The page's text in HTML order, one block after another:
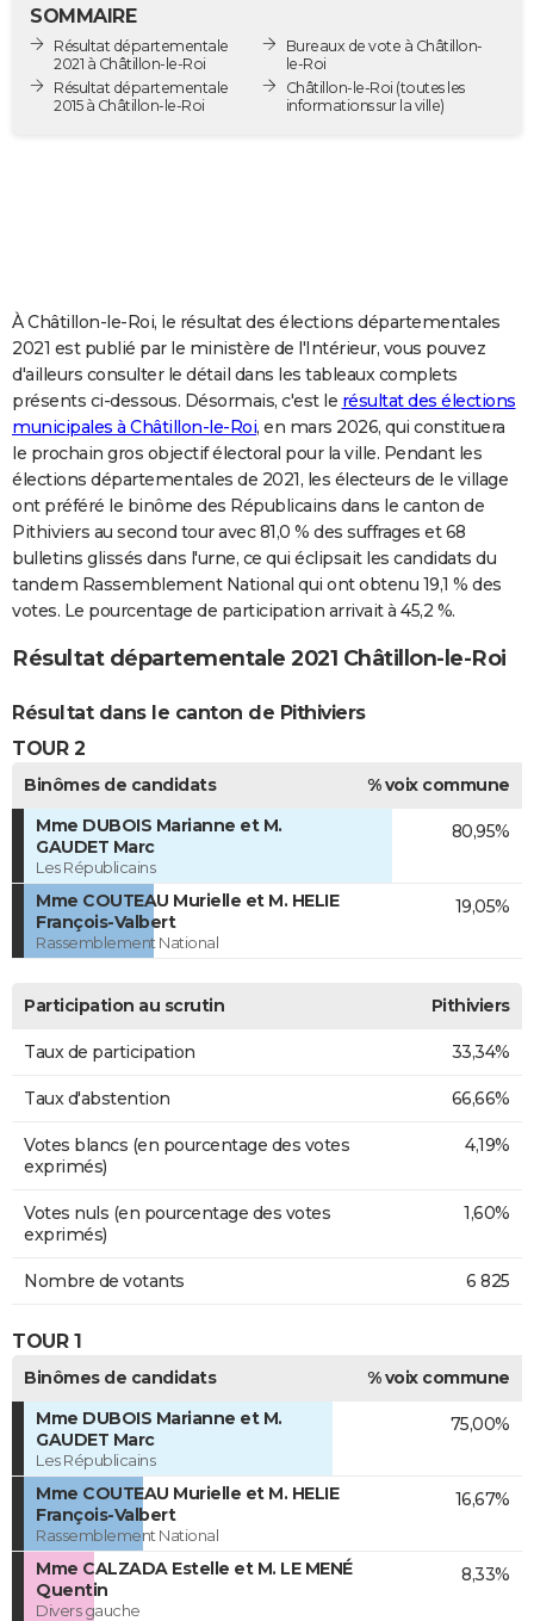
Destinations
City break
Voyage nature
Voyage de noces
Forum
Climat
GUIDES D'ACHAT
COPAINS D'AVANT
S'inscrire
Se connecter
Primaires
Universités
Entreprises
Service militaire
Avis de recherche
AVIS DE DÉCÈS
Bricolage
Lifestyle
Culture
Sport
Auto
Television
Voyage
Cinema
SOMMAIRE
Résultat départementale
2021 à Châtillon-le-Roi
Résultat départementale
2015 à Châtillon-le-Roi
Bureaux de vote à Châtillon-
le-Roi
Châtillon-le-Roi(toutes les
informations sur la ville)
À Châtillon-le-Roi, le résultat des élections départementales
2021 est publié par le ministère de l'Intérieur, vous pouvez
d'ailleurs consulter le détail dans les tableaux complets
présents ci-dessous. Désormais, c'est le résultat des élections
municipales à Châtillon-le-Roi, en mars 2026, qui constituera
le prochain gros objectif électoral pour la ville. Pendant les
élections départementales de 2021, les électeurs de le village
ont préféré le binôme des Républicains dans le canton de
Pithiviers au second tour avec 81,0 % des suffrages et 68
bulletins glissés dans l'urne, ce qui éclipsait les candidats du
tandem Rassemblement National qui ont obtenu 19,1 % des
votes. Le pourcentage de participation arrivait à 45,2 %.
Résultat départementale 2021 Châtillon-le-Roi
Résultat dans le canton de Pithiviers
TOUR 2
Binômes de candidats
% voix commune
Mme DUBOIS Marianne et M.
GAUDET Marc
Les Républicains
80,95%
Mme COUTEAU Murielle et M. HELIE
François-Valbert
Rassemblement National
19,05%
Participation au scrutin Pithiviers
Taux de participation 33,34%
Taux d'abstention 66,66%
Votes blancs (en pourcentage des votes
exprimés)
4,19%
Votes nuls (en pourcentage des votes
exprimés)
1,60%
Nombre de votants 6 825
TOUR 1
Binômes de candidats
% voix commune
Mme DUBOIS Marianne et M.
GAUDET Marc
Les Républicains
75,00%
Mme COUTEAU Murielle et M. HELIE
François-Valbert
Rassemblement National
16,67%
Mme CALZADA Estelle et M. LE MENÉ
Quentin
Divers gauche
8,33%